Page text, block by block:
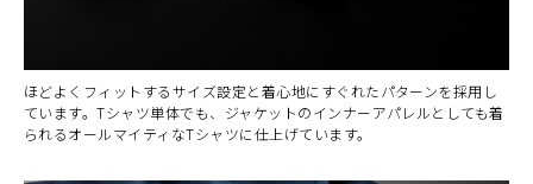
ほどよくフィットするサイズ設定と着心地にすぐれたパターンを採用し
ています。Tシャツ単体でも、ジャケットのインナーアパレルとしても着
られるオールマイティなTシャツに仕上げています。